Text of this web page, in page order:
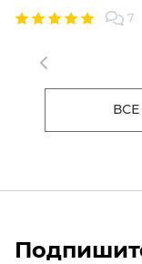
спонтанного
приятного
ДЕЛИКАТНЫЙ
7